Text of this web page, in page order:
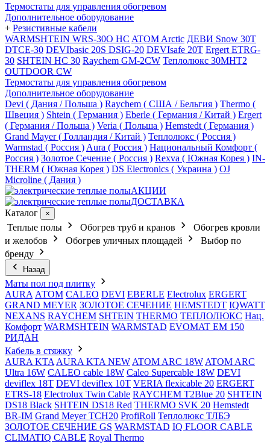
Термостаты для управления обогревом
Дополнительное оборудование
+ Резистивные кабели
WARMSHTEIN WRS-30O HC ATOM Arctic ДЕВИ Snow 30T
DTCE-30 DEVIbasic 20S DSIG-20 DEVIsafe 20T Ergert ETRG-
30 SHTEIN HC 30 Raychem GM-2CW Теплолюкс 30МНТ2
OUTDOOR CW
Термостаты для управления обогревом
Дополнительное оборудование
Devi ( Дания / Польша ) Raychem ( США / Бельгия ) Thermo (
Швеция ) Shtein ( Германия ) Eberle ( Германия / Китай ) Ergert
( Германия / Польша ) Veria ( Польша ) Hemstedt ( Германия )
Grand Mayer ( Голландия / Китай ) Теплолюкс ( Россия )
Warmstad ( Россия ) Aura ( Россия ) Национальный Комфорт (
Россия ) Золотое Сечение ( Россия ) Rexva ( Южная Корея ) IN-
THERM ( Южная Корея ) DS Electronics ( Украина ) OJ
Microline ( Дания )
АКЦИИ
ДОСТАВКА
Каталог
×
Теплые полы Обогрев труб и кранов
Обогрев кровли
и желобов
Обогрев уличных площадей
Выбор по
бренду
Назад
Маты пол под плитку
AURA АТОМ CALEO DEVI EBERLE Electrolux ERGERT
GRAND MEYER ЗОЛОТОЕ СЕЧЕНИЕ HEMSTEDT IQWATT
NEXANS RAYCHEM SHTEIN THERMO ТЕПЛОЛЮКС Нац.
Комфорт WARMSHTEIN WARMSTAD EVOMAT EM 150
РИДАН
Кабель в стяжку
AURA KTA AURA KTA NEW ATOM ARC 18W ATOM ARC
Ultra 16W CALEO cable 18W Caleo Supercable 18W DEVI
deviflex 18T DEVI deviflex 10T VERIA flexicable 20 ERGERT
ETRS-18 Electrolux Twin Cable RAYCHEM T2Blue 20 SHTEIN
DS18 Black SHTEIN DS18 Red THERMO SVK 20 Hemstedt
BR-IM Grand Meyer TCH20 ProfiRoll Теплолюкс ТЛБЭ
ЗОЛОТОЕ СЕЧЕНИЕ GS WARMSTAD IQ FLOOR CABLE
CLIMATIQ CABLE Royal Thermo